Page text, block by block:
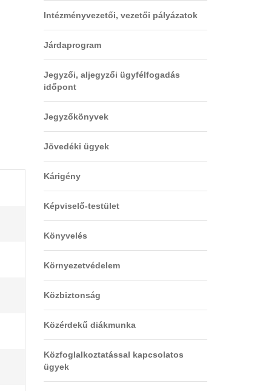
Intézményvezetői, vezetői pályázatok
Járdaprogram
Jegyzői, aljegyzői ügyfélfogadás
időpont
Jegyzőkönyvek
Jövedéki ügyek
Kárigény
Képviselő-testület
Könyvelés
Környezetvédelem
Közbiztonság
Közérdekű diákmunka
Közfoglalkoztatással kapcsolatos
ügyek